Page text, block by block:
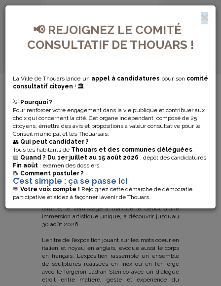
📢 REJOIGNEZ LE COMITÉ
CONSULTATIF DE THOUARS !
La Ville de Thouars lance un appel à candidatures pour son comité
consultatif citoyen ! 🏛️
💡 Pourquoi ?
Pour renforcer votre engagement dans la vie publique et contribuer aux
choix qui concernent la cité. Cet organe indépendant, composé de 25
citoyens, émettra des avis et propositions à valeur consultative pour le
Conseil municipal et les Thouarsais.
👥 Qui peut candidater ?
Tous les habitants de Thouars et des communes déléguées.
📅 Quand ? Du 1er juillet au 15 août 2026 : dépôt des candidatures.
Fin août : examen des dossiers.
📝 Comment postuler ?
C’est simple : ça se passe ici
💬 Votre voix compte ! Rejoignez cette démarche de démocratie
participative et aidez à façonner l’avenir de Thouars.
MENU DE NAVIGATION...
« CORE », UNE
EXPOSITION DE
LULÙ NUTI
Samedi 25 avril, la chapelle Jeanne d‘Arc, Centre
d’Art Contemporain d’Intérêt National, a ouvert ses
portes pour l’inauguration de l’exposition CORE,
signée par l’artiste Lulù Nuti. En présence de
l’artiste, le vernissage a marqué le début d’une
immersion artistique unique, à découvrir jusqu’au
30 août 2026.
Le titre de l’exposition jouant sur les mots coeur en
italien et noyau en anglais, évoque aussi le corps
en français. L’exposition rassemble un ensemble
de sculptures réalisées en inox ou en fer forgé
avec le forgeron Jadran Stenico avec un dialogue
étroit entre matière, geste et expérience du